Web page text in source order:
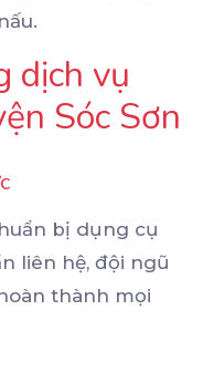
dịch vụ
Sóc Sơn
bị dụng cụ
liên hệ, đội ngũ
thành mọi